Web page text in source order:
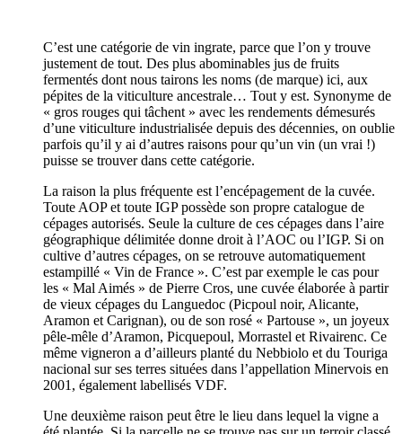
C’est une catégorie de vin ingrate, parce que l’on y trouve
justement de tout. Des plus abominables jus de fruits
fermentés dont nous tairons les noms (de marque) ici, aux
pépites de la viticulture ancestrale… Tout y est. Synonyme de
« gros rouges qui tâchent » avec les rendements démesurés
d’une viticulture industrialisée depuis des décennies, on oublie
parfois qu’il y ai d’autres raisons pour qu’un vin (un vrai !)
puisse se trouver dans cette catégorie.
La raison la plus fréquente est l’encépagement de la cuvée.
Toute AOP et toute IGP possède son propre catalogue de
cépages autorisés. Seule la culture de ces cépages dans l’aire
géographique délimitée donne droit à l’AOC ou l’IGP. Si on
cultive d’autres cépages, on se retrouve automatiquement
estampillé « Vin de France ». C’est par exemple le cas pour
les « Mal Aimés » de Pierre Cros, une cuvée élaborée à partir
de vieux cépages du Languedoc (Picpoul noir, Alicante,
Aramon et Carignan), ou de son rosé « Partouse », un joyeux
pêle-mêle d’Aramon, Picquepoul, Morrastel et Rivairenc. Ce
même vigneron a d’ailleurs planté du Nebbiolo et du Touriga
nacional sur ses terres situées dans l’appellation Minervois en
2001, également labellisés VDF.
Une deuxième raison peut être le lieu dans lequel la vigne a